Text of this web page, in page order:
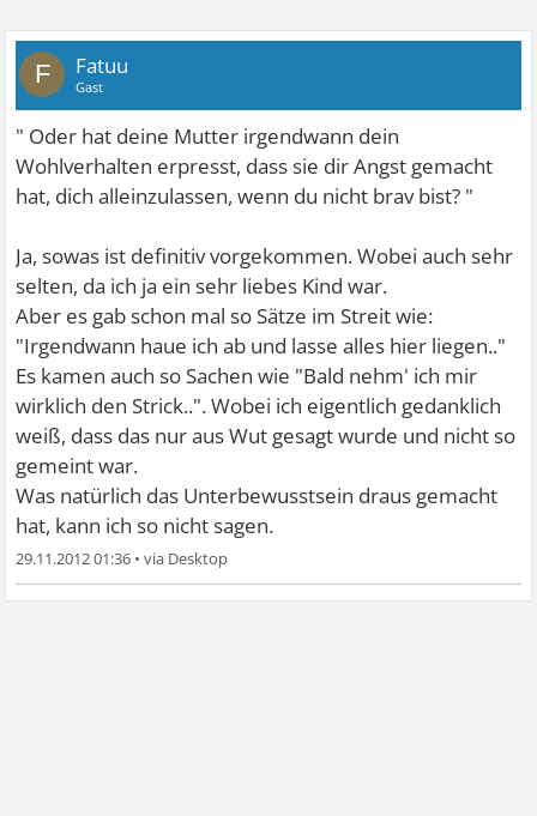
F Fatuu
Gast
" Oder hat deine Mutter irgendwann dein
Wohlverhalten erpresst, dass sie dir Angst gemacht
hat, dich alleinzulassen, wenn du nicht brav bist? "
Ja, sowas ist definitiv vorgekommen. Wobei auch sehr
selten, da ich ja ein sehr liebes Kind war.
Aber es gab schon mal so Sätze im Streit wie:
"Irgendwann haue ich ab und lasse alles hier liegen.."
Es kamen auch so Sachen wie "Bald nehm' ich mir
wirklich den Strick..". Wobei ich eigentlich gedanklich
weiß, dass das nur aus Wut gesagt wurde und nicht so
gemeint war.
Was natürlich das Unterbewusstsein draus gemacht
hat, kann ich so nicht sagen.
29.11.2012 01:36 •